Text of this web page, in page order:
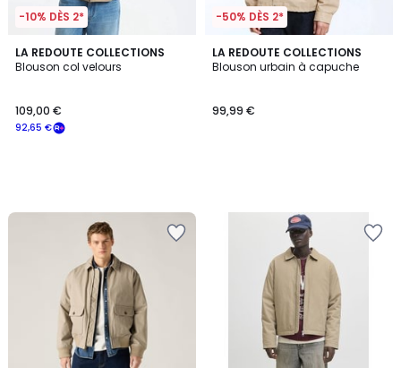
-10% DÈS 2*
LA REDOUTE COLLECTIONS
Blouson col velours
92,65 €
109,00 €
-50% DÈS 2*
LA REDOUTE COLLECTIONS
Blouson urbain à capuche
99,99 €